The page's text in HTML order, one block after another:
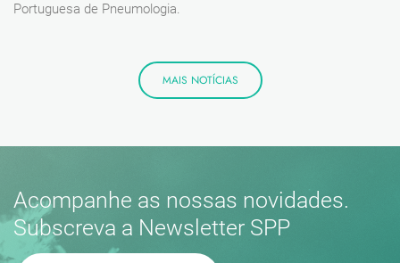
Portuguesa de Pneumologia.
MAIS NOTÍCIAS
Acompanhe as nossas novidades.
Subscreva a Newsletter SPP